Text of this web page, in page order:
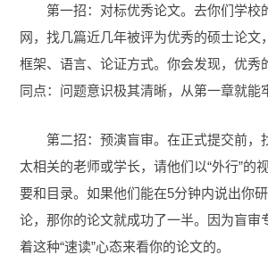
第一招：对标优秀论文。去你们学校
网，找几篇近几年被评为优秀的硕士论文
框架、语言、论证方式。你会发现，优秀
同点：问题意识极其清晰，从第一章就能
第二招：预演盲审。在正式提交前，
太相关的老师或学长，请他们以“外行”的
要和目录。如果他们能在5分钟内说出你
论，那你的论文就成功了一半。因为盲审
着这种“速读”心态来看你的论文的。